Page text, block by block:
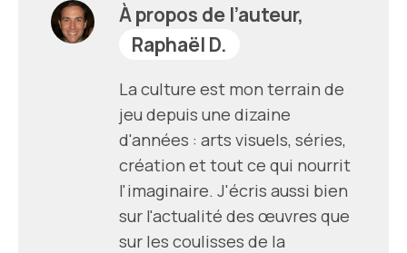
À propos de l’auteur,
Raphaël D.
La culture est mon terrain de
jeu depuis une dizaine
d'années : arts visuels, séries,
création et tout ce qui nourrit
l'imaginaire. J'écris aussi bien
sur l'actualité des œuvres que
sur les coulisses de la